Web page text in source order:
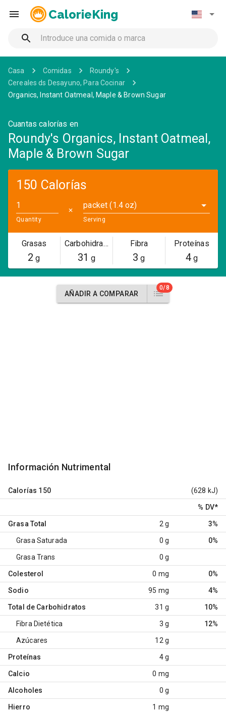
CalorieKing
Casa Comidas
Roundy's
Cereales ds Desayuno, Para Cocinar
Organics, Instant Oatmeal, Maple & Brown Sugar
Cuantas calorías en
Roundy's Organics, Instant Oatmeal,
Maple & Brown Sugar
150 Calorías
Quantity
✕
packet (1.4 oz)
Serving
Grasas
2 g
Carbohidratos
31 g
Fibra
3 g
Proteínas
4g
AÑADIR A COMPARAR
0/8
Información Nutrimental
Calorías 150 (628 kJ)
% DV*
Grasa Total 2 g 3%
Grasa Saturada 0 g 0%
Grasa Trans 0 g
Colesterol 0 mg 0%
Sodio 95 mg 4%
Total de Carbohidratos 31 g 10%
Fibra Dietética 3 g 12%
Azúcares 12 g
Proteínas 4 g
Calcio 0 mg
Alcoholes 0 g
Hierro 1 mg